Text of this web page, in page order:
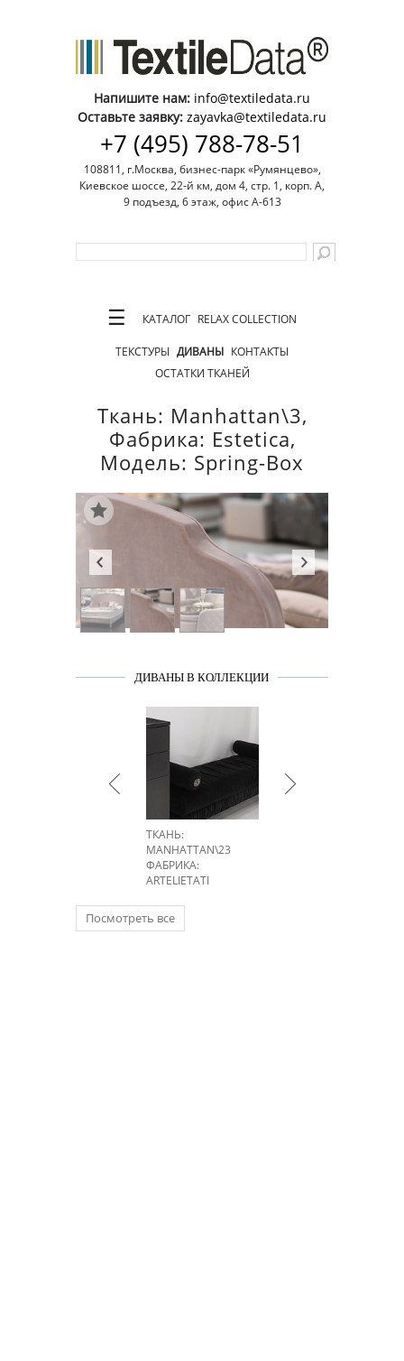
Напишите нам: info@textiledata.ru
Оставьте заявку: zayavka@textiledata.ru
+7 (495) 788-78-51
108811, г.Москва, бизнес-парк «Румянцево»,
Киевское шоссе, 22-й км, дом 4, стр. 1, корп. А,
9 подъезд, 6 этаж, офис А-613
☰ КАТАЛОГ RELAX COLLECTION
ТЕКСТУРЫ ДИВАНЫ КОНТАКТЫ
ОСТАТКИ ТКАНЕЙ
Ткань: Manhattan\3,
Фабрика: Estetica,
Модель: Spring-Box
ДИВАНЫ В КОЛЛЕКЦИИ
ТКАНЬ:
MANHATTAN\23
ФАБРИКА:
ARTELIETATI
Посмотреть все